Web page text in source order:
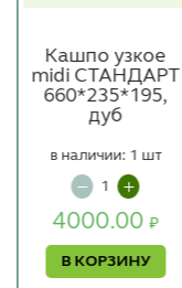
Кашпо узкое
midi СТАНДАРТ
660*235*195,
дуб
4000.00₽
В КОРЗИНУ
в наличии: 1 шт